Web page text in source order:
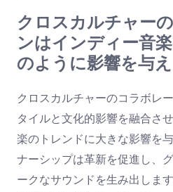
クロスカルチャー
ンはインディー音
のように影響を与
クロスカルチャーのコラボレ
タイルと文化的影響を融合さ
楽のトレンドに大きな影響を
ナーシップは革新を促進し、
ークなサウンドを生み出しま